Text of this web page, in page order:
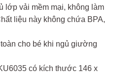
lớp vải mềm mại, không làm
liệu này không chứa BPA,
cho bé khi ngủ giường
có kích thước 146 x